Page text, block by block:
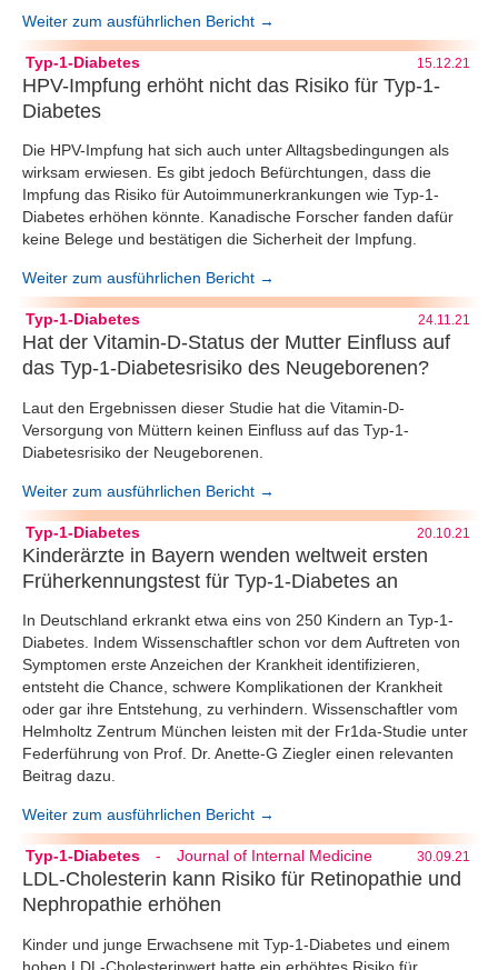
Weiter zum ausführlichen Bericht →
Typ-1-Diabetes 15.12.21
HPV-Impfung erhöht nicht das Risiko für Typ-1-
Diabetes
Die HPV-Impfung hat sich auch unter Alltagsbedingungen als
wirksam erwiesen. Es gibt jedoch Befürchtungen, dass die
Impfung das Risiko für Autoimmunerkrankungen wie Typ-1-
Diabetes erhöhen könnte. Kanadische Forscher fanden dafür
keine Belege und bestätigen die Sicherheit der Impfung.
Weiter zum ausführlichen Bericht →
Typ-1-Diabetes 24.11.21
Hat der Vitamin-D-Status der Mutter Einfluss auf
das Typ-1-Diabetesrisiko des Neugeborenen?
Laut den Ergebnissen dieser Studie hat die Vitamin-D-
Versorgung von Müttern keinen Einfluss auf das Typ-1-
Diabetesrisiko der Neugeborenen.
Weiter zum ausführlichen Bericht →
Typ-1-Diabetes 20.10.21
Kinderärzte in Bayern wenden weltweit ersten
Früherkennungstest für Typ-1-Diabetes an
In Deutschland erkrankt etwa eins von 250 Kindern an Typ-1-
Diabetes. Indem Wissenschaftler schon vor dem Auftreten von
Symptomen erste Anzeichen der Krankheit identifizieren,
entsteht die Chance, schwere Komplikationen der Krankheit
oder gar ihre Entstehung, zu verhindern. Wissenschaftler vom
Helmholtz Zentrum München leisten mit der Fr1da-Studie unter
Federführung von Prof. Dr. Anette-G Ziegler einen relevanten
Beitrag dazu.
Weiter zum ausführlichen Bericht →
Typ-1-Diabetes - Journal of Internal Medicine 30.09.21
LDL-Cholesterin kann Risiko für Retinopathie und
Nephropathie erhöhen
Kinder und junge Erwachsene mit Typ-1-Diabetes und einem
hohen LDL-Cholesterinwert hatte ein erhöhtes Risiko für